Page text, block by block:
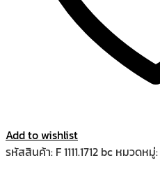
Add to wishlist
รหัสสินค้า: F 1111.1712 bc หมวดหมู่: